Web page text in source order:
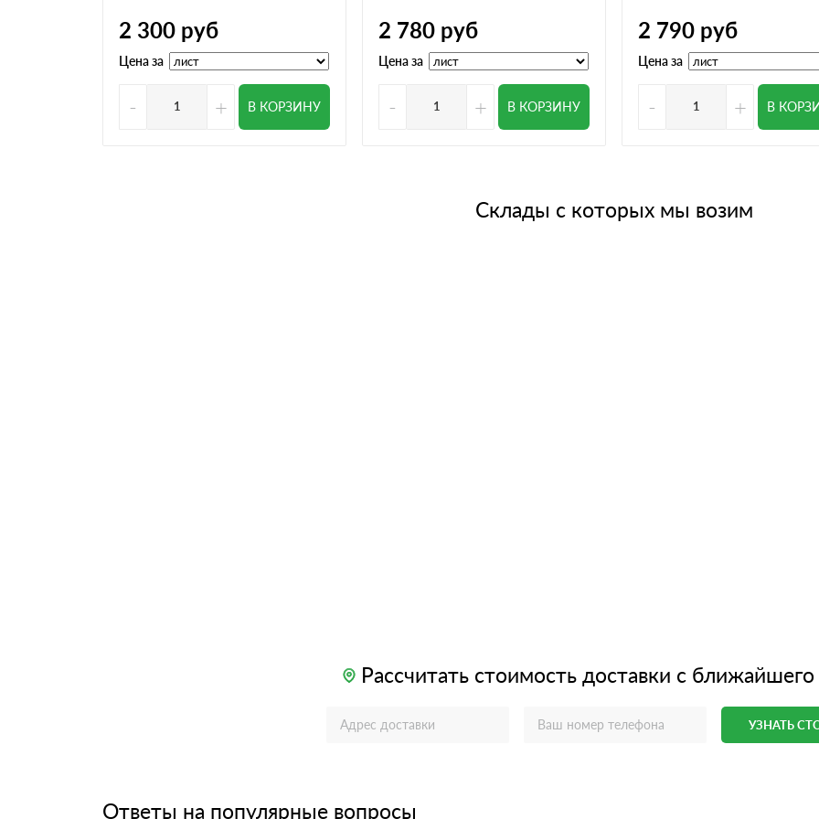
2 300 руб
Цена за
- + В КОРЗИНУ
2 780 руб
Цена за
- + В КОРЗИНУ
2 790 руб
Цена за
- + В
Склады с которых мы возим
Рассчитать стоимость доставки с ближайшего
УЗНАТЬ
Ответы на популярные вопросы